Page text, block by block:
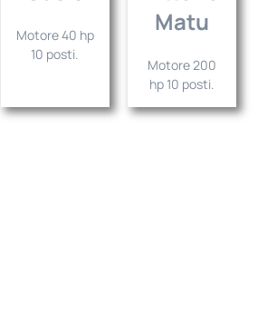
Motore 40 hp
10 posti.
Matu
Motore 200
hp 10 posti.